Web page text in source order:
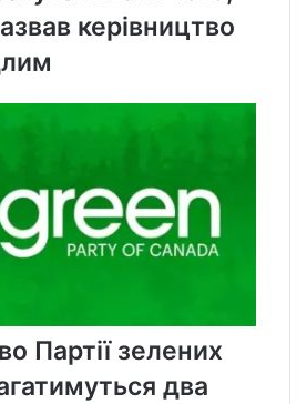
керівництво
Партії зелених
два